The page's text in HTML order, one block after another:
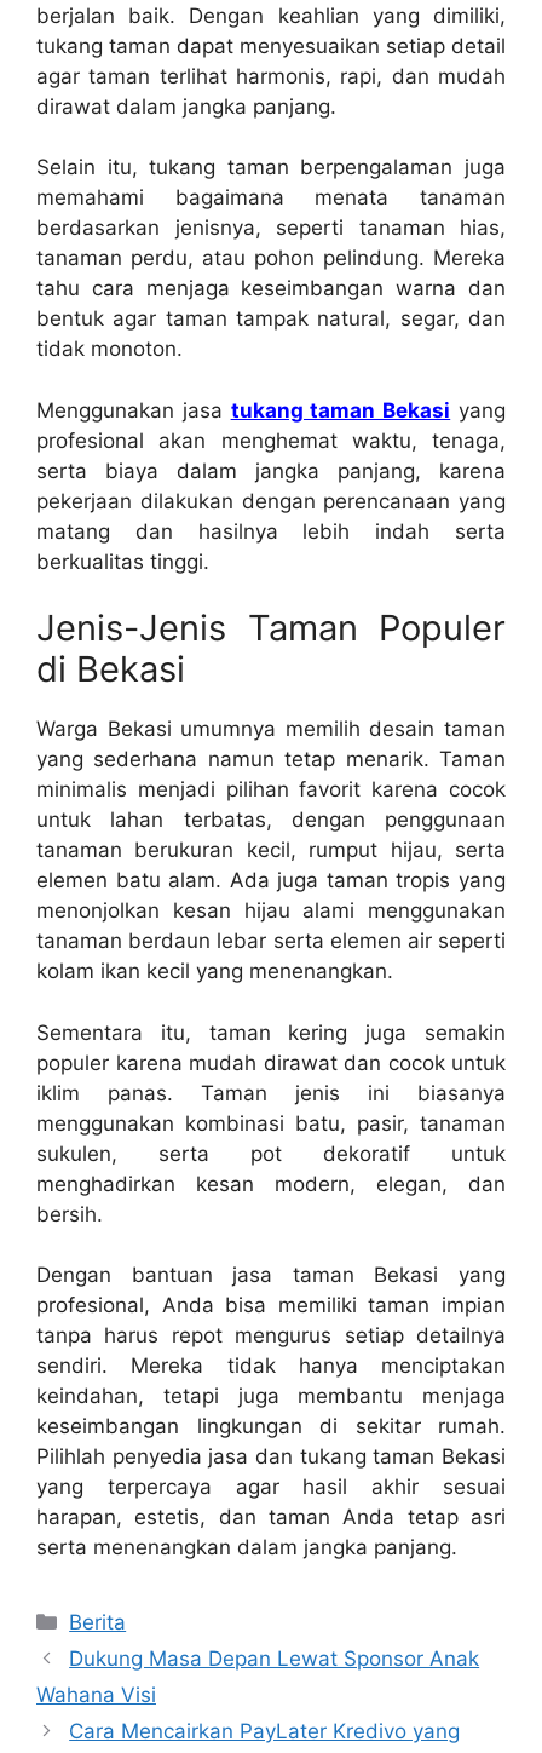
berjalan baik. Dengan keahlian yang dimiliki,
tukang taman dapat menyesuaikan setiap detail
agar taman terlihat harmonis, rapi, dan mudah
dirawat dalam jangka panjang.
Selain itu, tukang taman berpengalaman juga
memahami bagaimana menata tanaman
berdasarkan jenisnya, seperti tanaman hias,
tanaman perdu, atau pohon pelindung. Mereka
tahu cara menjaga keseimbangan warna dan
bentuk agar taman tampak natural, segar, dan
tidak monoton.
Menggunakan jasa tukang taman Bekasi yang
profesional akan menghemat waktu, tenaga,
serta biaya dalam jangka panjang, karena
pekerjaan dilakukan dengan perencanaan yang
matang dan hasilnya lebih indah serta
berkualitas tinggi.
Jenis-Jenis Taman Populer
di Bekasi
Warga Bekasi umumnya memilih desain taman
yang sederhana namun tetap menarik. Taman
minimalis menjadi pilihan favorit karena cocok
untuk lahan terbatas, dengan penggunaan
tanaman berukuran kecil, rumput hijau, serta
elemen batu alam. Ada juga taman tropis yang
menonjolkan kesan hijau alami menggunakan
tanaman berdaun lebar serta elemen air seperti
kolam ikan kecil yang menenangkan.
Sementara itu, taman kering juga semakin
populer karena mudah dirawat dan cocok untuk
iklim panas. Taman jenis ini biasanya
menggunakan kombinasi batu, pasir, tanaman
sukulen, serta pot dekoratif untuk
menghadirkan kesan modern, elegan, dan
bersih.
Dengan bantuan jasa taman Bekasi yang
profesional, Anda bisa memiliki taman impian
tanpa harus repot mengurus setiap detailnya
sendiri. Mereka tidak hanya menciptakan
keindahan, tetapi juga membantu menjaga
keseimbangan lingkungan di sekitar rumah.
Pilihlah penyedia jasa dan tukang taman Bekasi
yang terpercaya agar hasil akhir sesuai
harapan, estetis, dan taman Anda tetap asri
serta menenangkan dalam jangka panjang.
Categories
Berita
Dukung Masa Depan Lewat Sponsor Anak
Wahana Visi
Cara Mencairkan PayLater Kredivo yang